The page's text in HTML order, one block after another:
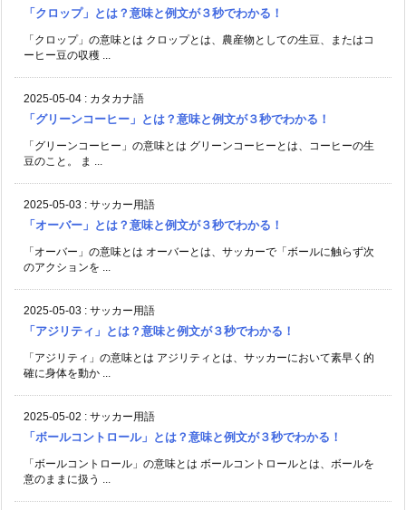
「クロップ」とは？意味と例文が３秒でわかる！
「クロップ」の意味とは クロップとは、農産物としての生豆、またはコ
ーヒー豆の収穫 ...
2025-05-04 : カタカナ語
「グリーンコーヒー」とは？意味と例文が３秒でわかる！
「グリーンコーヒー」の意味とは グリーンコーヒーとは、コーヒーの生
豆のこと。 ま ...
2025-05-03 : サッカー用語
「オーバー」とは？意味と例文が３秒でわかる！
「オーバー」の意味とは オーバーとは、サッカーで「ボールに触らず次
のアクションを ...
2025-05-03 : サッカー用語
「アジリティ」とは？意味と例文が３秒でわかる！
「アジリティ」の意味とは アジリティとは、サッカーにおいて素早く的
確に身体を動か ...
2025-05-02 : サッカー用語
「ボールコントロール」とは？意味と例文が３秒でわかる！
「ボールコントロール」の意味とは ボールコントロールとは、ボールを
意のままに扱う ...